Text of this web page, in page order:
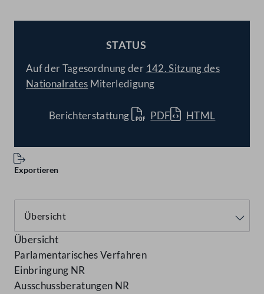
STATUS
Auf der Tagesordnung der 142. Sitzung des
Nationalrates Miterledigung
Berichterstattung PDF HTML
Exportieren
Übersicht
Parlamentarisches Verfahren
Einbringung NR
Ausschussberatungen NR